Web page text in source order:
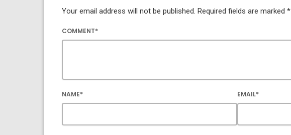
Your email address will not be published. Required fields are marked *
COMMENT*
NAME* EMAIL*